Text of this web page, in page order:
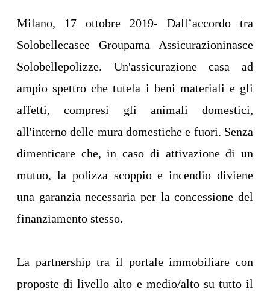
Milano, 17 ottobre 2019- Dall’accordo tra
Solobellecasee Groupama Assicurazioninasce
Solobellepolizze. Un'assicurazione casa ad
ampio spettro che tutela i beni materiali e gli
affetti, compresi gli animali domestici,
all'interno delle mura domestiche e fuori. Senza
dimenticare che, in caso di attivazione di un
mutuo, la polizza scoppio e incendio diviene
una garanzia necessaria per la concessione del
finanziamento stesso.
La partnership tra il portale immobiliare con
proposte di livello alto e medio/alto su tutto il